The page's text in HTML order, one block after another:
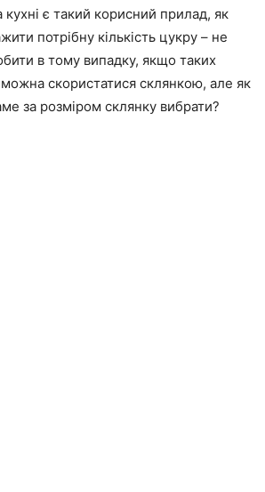
є такий корисний прилад, як
потрібну кількість цукру – не
в тому випадку, якщо таких
скористатися склянкою, але як
за розміром склянку вибрати?